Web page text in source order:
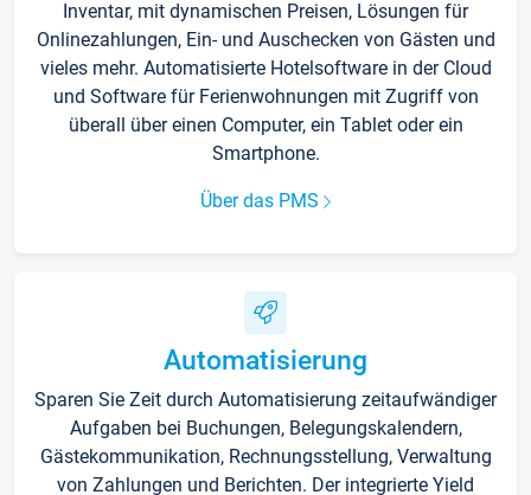
Inventar, mit dynamischen Preisen, Lösungen für
Onlinezahlungen, Ein- und Auschecken von Gästen und
vieles mehr. Automatisierte Hotelsoftware in der Cloud
und Software für Ferienwohnungen mit Zugriff von
überall über einen Computer, ein Tablet oder ein
Smartphone.
Über das PMS
Automatisierung
Sparen Sie Zeit durch Automatisierung zeitaufwändiger
Aufgaben bei Buchungen, Belegungskalendern,
Gästekommunikation, Rechnungsstellung, Verwaltung
von Zahlungen und Berichten. Der integrierte Yield